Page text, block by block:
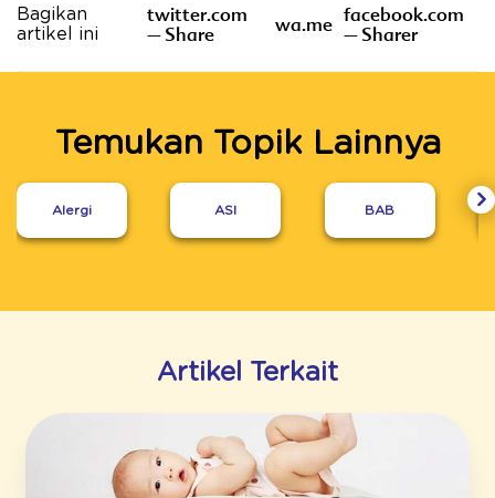
Bagikan
artikel ini
twitter.com
– Share
wa.me facebook.com
– Sharer
Temukan Topik Lainnya
Alergi ASI BAB
Artikel Terkait